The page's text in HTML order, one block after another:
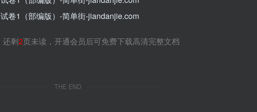
还剩2页未读，开通会员后可免费下载高清完整文档
THE END